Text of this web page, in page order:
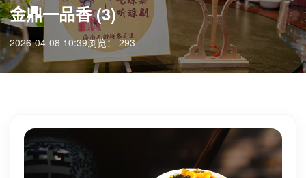
金鼎一品香 (3)
2026-04-08 10:39浏览： 293